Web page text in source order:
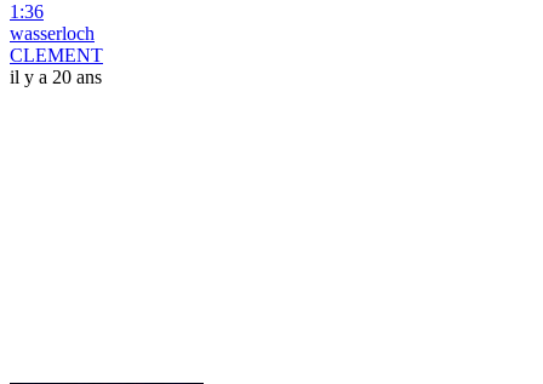
1:36
wasserloch
CLEMENT
il y a 20 ans